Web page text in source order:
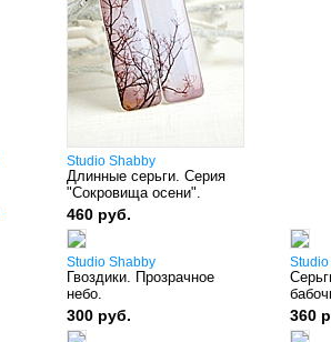
Studio Shabby
Длинные серьги. Серия
"Сокровища осени".
460 руб.
Studio Shabby
Гвоздики. Прозрачное
небо.
300 руб. 360